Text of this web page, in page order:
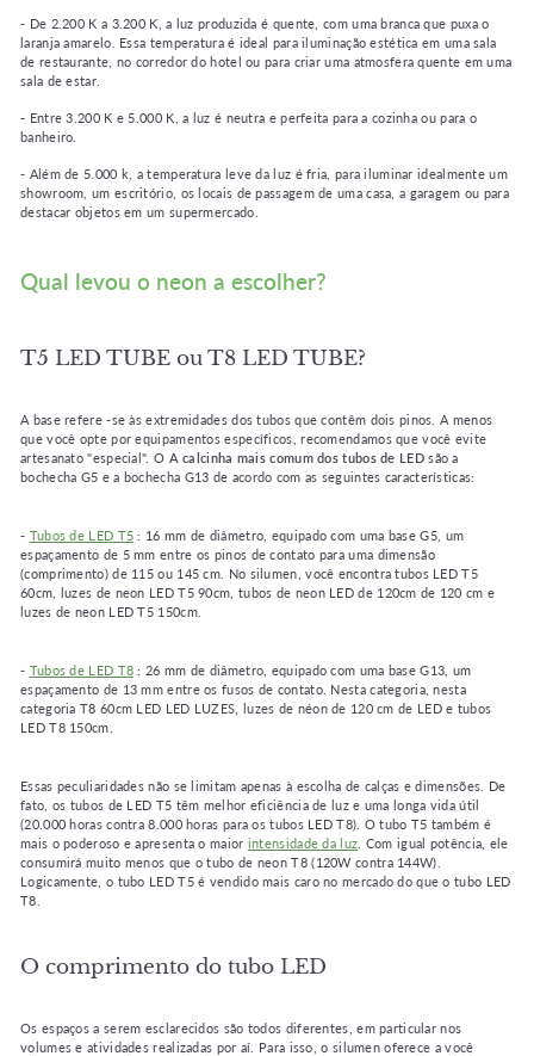
- De 2.200 K a 3.200 K, a luz produzida é quente, com uma branca que puxa o
laranja amarelo. Essa temperatura é ideal para iluminação estética em uma sala
de restaurante, no corredor do hotel ou para criar uma atmosfera quente em uma
sala de estar.
- Entre 3.200 K e 5.000 K, a luz é neutra e perfeita para a cozinha ou para o
banheiro.
- Além de 5.000 k, a temperatura leve da luz é fria, para iluminar idealmente um
showroom, um escritório, os locais de passagem de uma casa, a garagem ou para
destacar objetos em um supermercado.
Qual levou o neon a escolher?
T5 LED TUBE ou T8 LED TUBE?
A base refere -se às extremidades dos tubos que contêm dois pinos. A menos
que você opte por equipamentos específicos, recomendamos que você evite
artesanato "especial". O A calcinha mais comum dos tubos de LEDsão a
bochecha G5 e a bochecha G13 de acordo com as seguintes características:
- Tubos de LED T5 : 16 mm de diâmetro, equipado com uma base G5, um
espaçamento de 5 mm entre os pinos de contato para uma dimensão
(comprimento) de 115 ou 145 cm. No silumen, você encontra tubos LED T5
60cm, luzes de neon LED T5 90cm, tubos de neon LED de 120cm de 120 cm e
luzes de neon LED T5 150cm.
- Tubos de LED T8 : 26 mm de diâmetro, equipado com uma base G13, um
espaçamento de 13 mm entre os fusos de contato. Nesta categoria, nesta
categoria T8 60cm LED LED LUZES, luzes de néon de 120 cm de LED e tubos
LED T8 150cm.
Essas peculiaridades não se limitam apenas à escolha de calças e dimensões. De
fato, os tubos de LED T5 têm melhor eficiência de luz e uma longa vida útil
(20.000 horas contra 8.000 horas para os tubos LED T8). O tubo T5 também é
mais o poderoso e apresenta o maior intensidade da luz . Com igual potência, ele
consumirá muito menos que o tubo de neon T8 (120W contra 144W).
Logicamente, o tubo LED T5 é vendido mais caro no mercado do que o tubo LED
T8.
O comprimento do tubo LED
Os espaços a serem esclarecidos são todos diferentes, em particular nos
volumes e atividades realizadas por aí. Para isso, o silumen oferece a você